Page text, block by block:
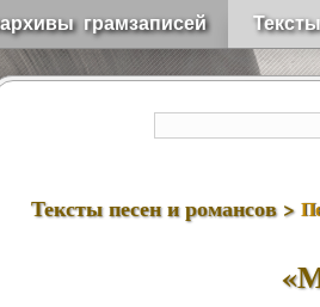
грамзаписей
Тексты песен и романсов >